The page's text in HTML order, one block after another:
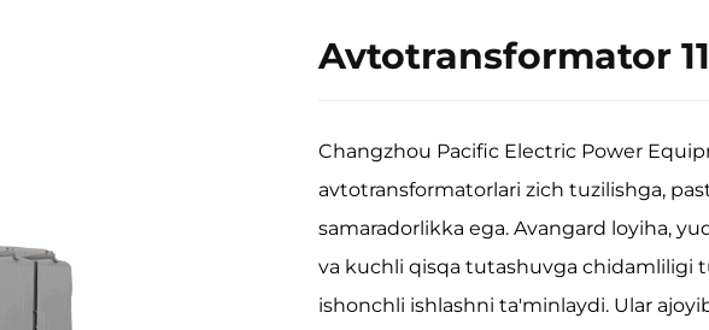
Avtotransformator
Changzhou Pacific Electric Power
avtotransformatorlari zich tuzilishga,
samaradorlikka ega. Avangard loyiha,
va kuchli qisqa tutashuvga chidamliligi
ishonchli ishlashni ta'minlaydi. Ular